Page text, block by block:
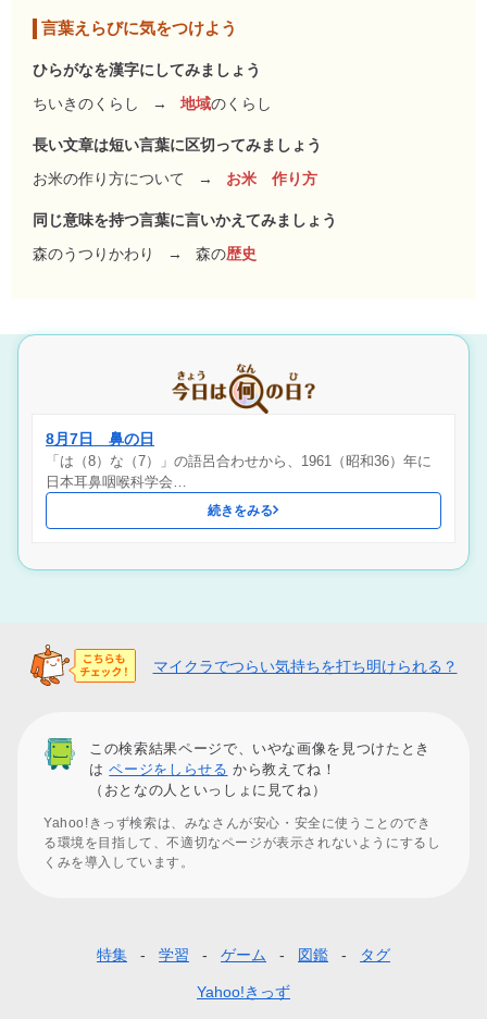
言葉えらびに気をつけよう
ひらがなを漢字にしてみましょう
ちいきのくらし
→ 地域のくらし
長い文章は短い言葉に区切ってみましょう
お米の作り方について
→ お米 作り方
同じ意味を持つ言葉に言いかえてみましょう
森のうつりかわり
→ 森の歴史
8月7日 鼻の日
「は（8）な（7）」の語呂合わせから、1961（昭和36）年に
日本耳鼻咽喉科学会…
続きをみる
マイクラでつらい気持ちを打ち明けられる？
この検索結果ページで、いやな画像を見つけたとき
はページをしらせる から教えてね！
（おとなの人といっしょに見てね）
Yahoo!きっず検索は、みなさんが安心・安全に使うことのでき
る環境を目指して、不適切なページが表示されないようにするし
くみを導入しています。
特集 学習 ゲーム 図鑑 タグ
Yahoo!きっず